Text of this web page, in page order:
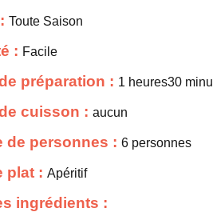
Toute Saison
: Facile
préparation : 1 heures30
cuisson : aucun
de personnes : 6 personnes
plat : Apéritif
ingrédients :